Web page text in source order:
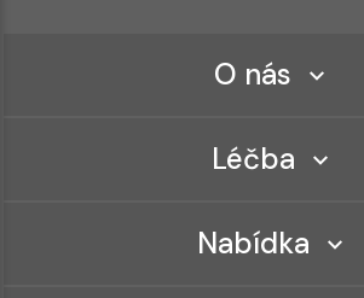
O nás
Léčba
Nabídka